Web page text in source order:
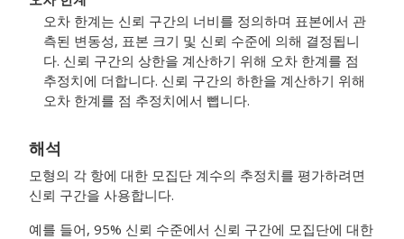
오차 한계는 신뢰 구간의 너비를 정의하며 표본에서 관
측된 변동성, 표본 크기 및 신뢰 수준에 의해 결정됩니
다. 신뢰 구간의 상한을 계산하기 위해 오차 한계를 점
추정치에 더합니다. 신뢰 구간의 하한을 계산하기 위해
오차 한계를 점 추정치에서 뺍니다.
해석
모형의 각 항에 대한 모집단 계수의 추정치를 평가하려면
신뢰 구간을 사용합니다.
예를 들어, 95% 신뢰 수준에서 신뢰 구간에 모집단에 대한